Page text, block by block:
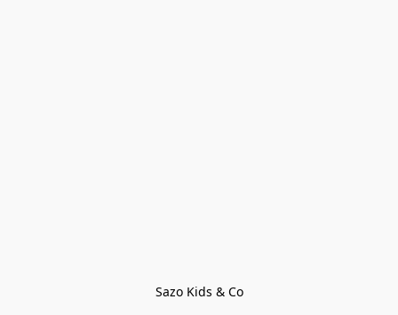
Sazo Kids & Co